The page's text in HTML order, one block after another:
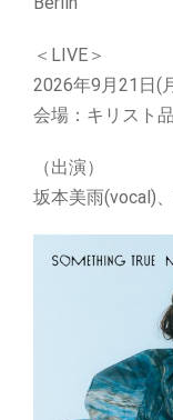
＜LIVE＞
2026年9月21日(
会場：キリスト
（出演）
坂本美雨(vocal)